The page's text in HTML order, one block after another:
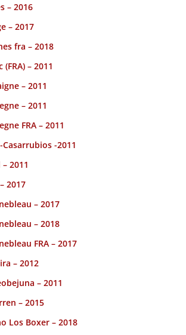
– 2016
– 2017
fra – 2018
– 2011
– 2011
– 2011
FRA – 2011
Casarrubios -2011
2011
2017
– 2017
– 2018
FRA – 2017
– 2012
– 2011
– 2015
Los Boxer – 2018